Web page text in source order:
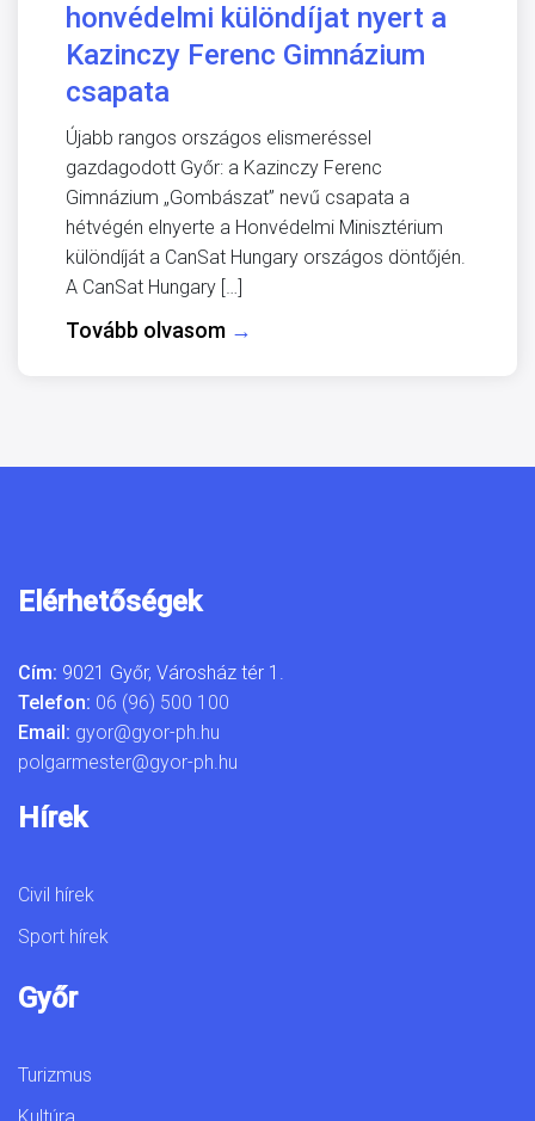
honvédelmi különdíjat nyert a
Kazinczy Ferenc Gimnázium
csapata
Újabb rangos országos elismeréssel
gazdagodott Győr: a Kazinczy Ferenc
Gimnázium „Gombászat” nevű csapata a
hétvégén elnyerte a Honvédelmi Minisztérium
különdíját a CanSat Hungary országos döntőjén.
A CanSat Hungary […]
Tovább olvasom →
Elérhetőségek
Cím: 9021 Győr, Városház tér 1.
Telefon: 06 (96) 500 100
Email: gyor@gyor-ph.hu
polgarmester@gyor-ph.hu
Hírek
Civil hírek
Sport hírek
Győr
Turizmus